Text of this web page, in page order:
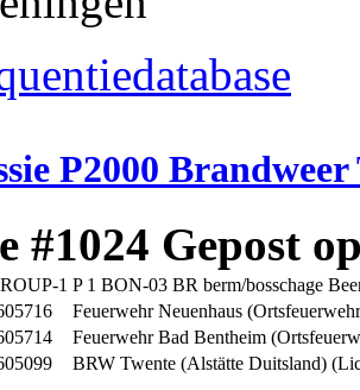
P2000 Brandweer
#1024 Gepost
1 P 1 BON-03 BR berm/bosschage
Feuerwehr Neuenhaus
Feuerwehr Bad Bentheim
BRW Twente (Alstätte Duitsland)